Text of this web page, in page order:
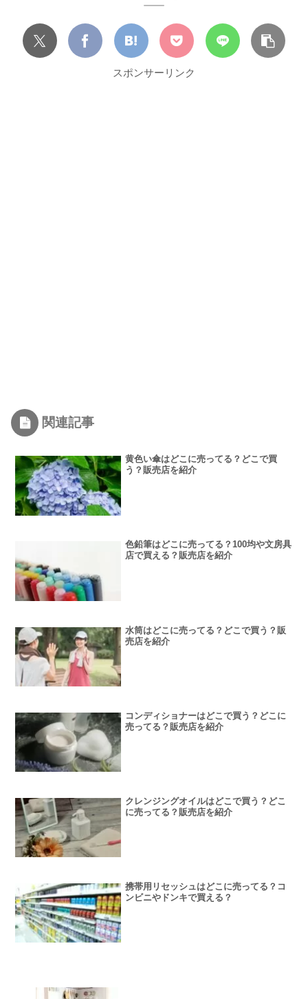
スポンサーリンク
関連記事
黄色い傘はどこに売ってる？どこで買
う？販売店を紹介
色鉛筆はどこに売ってる？100均や文房具
店で買える？販売店を紹介
水筒はどこに売ってる？どこで買う？販
売店を紹介
コンディショナーはどこで買う？どこに
売ってる？販売店を紹介
クレンジングオイルはどこで買う？どこ
に売ってる？販売店を紹介
携帯用リセッシュはどこに売ってる？コ
ンビニやドンキで買える？